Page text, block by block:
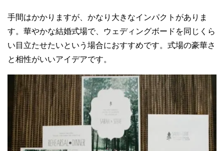
手間はかかりますが、かなり大きなインパクトがありま
す。華やかな結婚式場で、ウェディングボードを同じくら
い目立たせたいという場合におすすめです。式場の豪華さ
と相性がいいアイデアです。